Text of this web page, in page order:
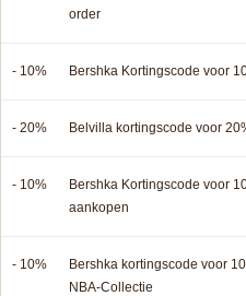
order
- 10% Bershka Kortingscode voor
- 20% Belvilla kortingscode voor
- 10%
Bershka Kortingscode voor
aankopen
- 10%
Bershka kortingscode voor
NBA-Collectie